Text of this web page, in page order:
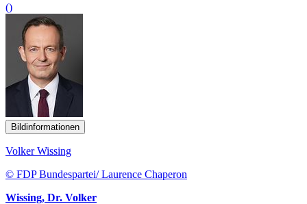
()
Bildinformationen
Volker Wissing
© FDP Bundespartei/ Laurence Chaperon
Wissing, Dr. Volker